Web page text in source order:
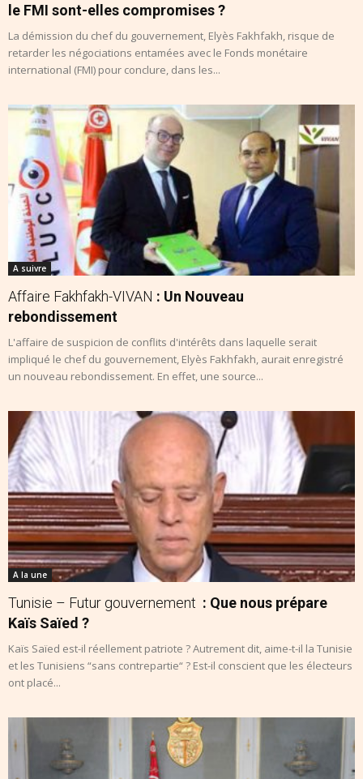
le FMI sont-elles compromises ?
La démission du chef du gouvernement, Elyès Fakhfakh, risque de
retarder les négociations entamées avec le Fonds monétaire
international (FMI) pour conclure, dans les...
A suivre
Affaire Fakhfakh-VIVAN : Un Nouveau
rebondissement
L'affaire de suspicion de conflits d'intérêts dans laquelle serait
impliqué le chef du gouvernement, Elyès Fakhfakh, aurait enregistré
un nouveau rebondissement. En effet, une source...
A la une
Tunisie – Futur gouvernement : Que nous prépare
Kaïs Saïed ?
Kaïs Saïed est-il réellement patriote ? Autrement dit, aime-t-il la Tunisie
et les Tunisiens “sans contrepartie“ ? Est-il conscient que les électeurs
ont placé...